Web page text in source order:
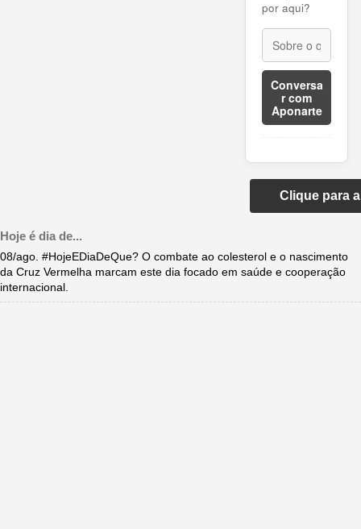
por aqui?
Conversa
r com
Aponarte
Clique para
Hoje é dia de...
08/ago. #HojeEDiaDeQue? O combate ao colesterol e o nascimento
da Cruz Vermelha marcam este dia focado em saúde e cooperação
internacional.